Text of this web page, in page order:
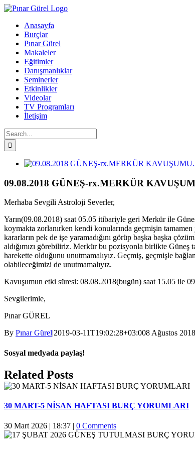
Skip
contentAnasayfa
Burçlar
Pınar Gürel
Makaleler
Eğitimler
Danışmanlıklar
Seminerler
Etkinlikler
Videolar
TV Programları
İletişim
Search
for:
View
Image
09.08.2018 GÜNEŞ-rx.MERKÜR
Merhaba Sevgili Astroloji Severler,
Yarın(09.08.2018) saat 05.05 itibariyle geri Merkür ile
koymakta zorlanırken kendi konularında geçmişin
kararların pek de işe yaramadığını görüp başka başka
aldığımızı görebiliriz. Merkür bu pozisyonla birlikte
harekette olduğunu unutmamalıyız. Geçmiş, geçmişle
olabileceğimizi de unutmamalıyız.
Kavuşumun etki süresi: 08.08.2018(bugün) saat 15.05 ile
Sevgilerimle,
Pınar GÜREL
By Pınar Gürel|2019-03-11T19:02:28+03:008 Ağustos
Sosyal medyada paylaş!
Facebook
Twitter
Reddit
LinkedIn
WhatsApp
Pinterest
Email
Related Posts
30 MART-5 NİSAN HAFTASI BURÇ YORUMLARI
30 Mart 2026 | 18:37 | 0 Comments